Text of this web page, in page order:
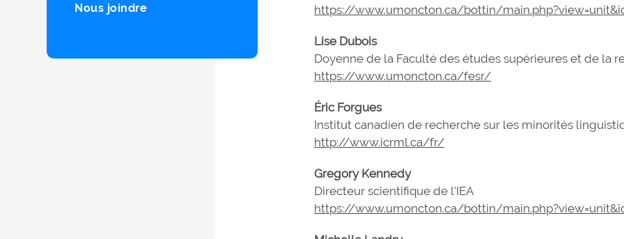
Nous joindre
https://www.umoncton.ca/bottin/
Lise Dubois
Doyenne de la Faculté des études supérieures et de la
https://www.umoncton.ca/fesr/
Éric Forgues
Institut canadien de recherche sur les minorités
http://www.icrml.ca/fr/
Gregory Kennedy
Directeur scientifique de l'IEA
https://www.umoncton.ca/bottin/